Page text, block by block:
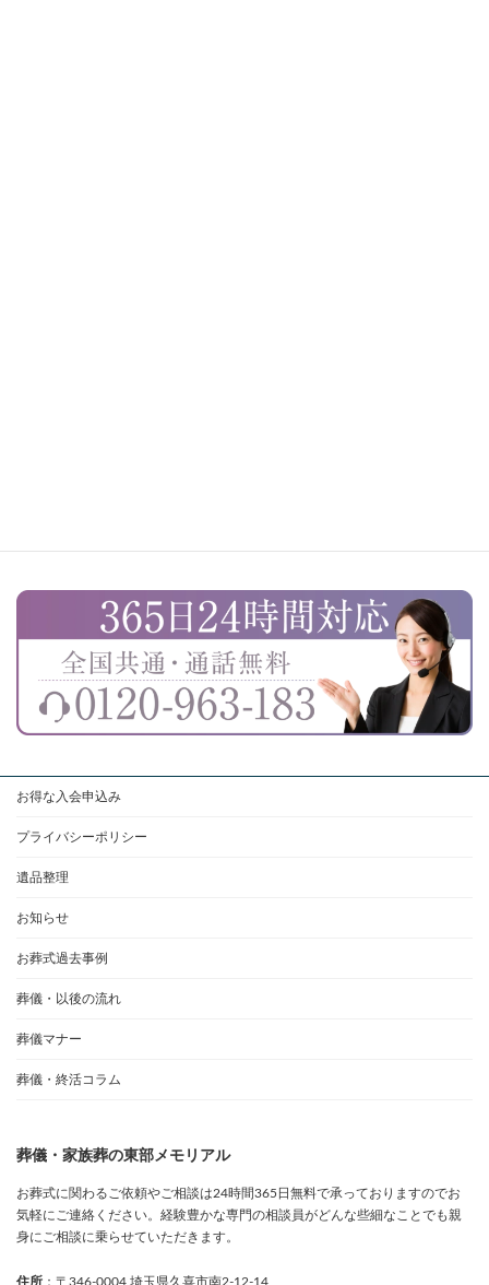
お得な入会申込み
プライバシーポリシー
遺品整理
お知らせ
お葬式過去事例
葬儀・以後の流れ
葬儀マナー
葬儀・終活コラム
葬儀・家族葬の東部メモリアル
お葬式に関わるご依頼やご相談は24時間365日無料で承っておりますのでお
気軽にご連絡ください。経験豊かな専門の相談員がどんな些細なことでも親
身にご相談に乗らせていただきます。
住所 ：〒346-0004 埼玉県久喜市南2-12-14